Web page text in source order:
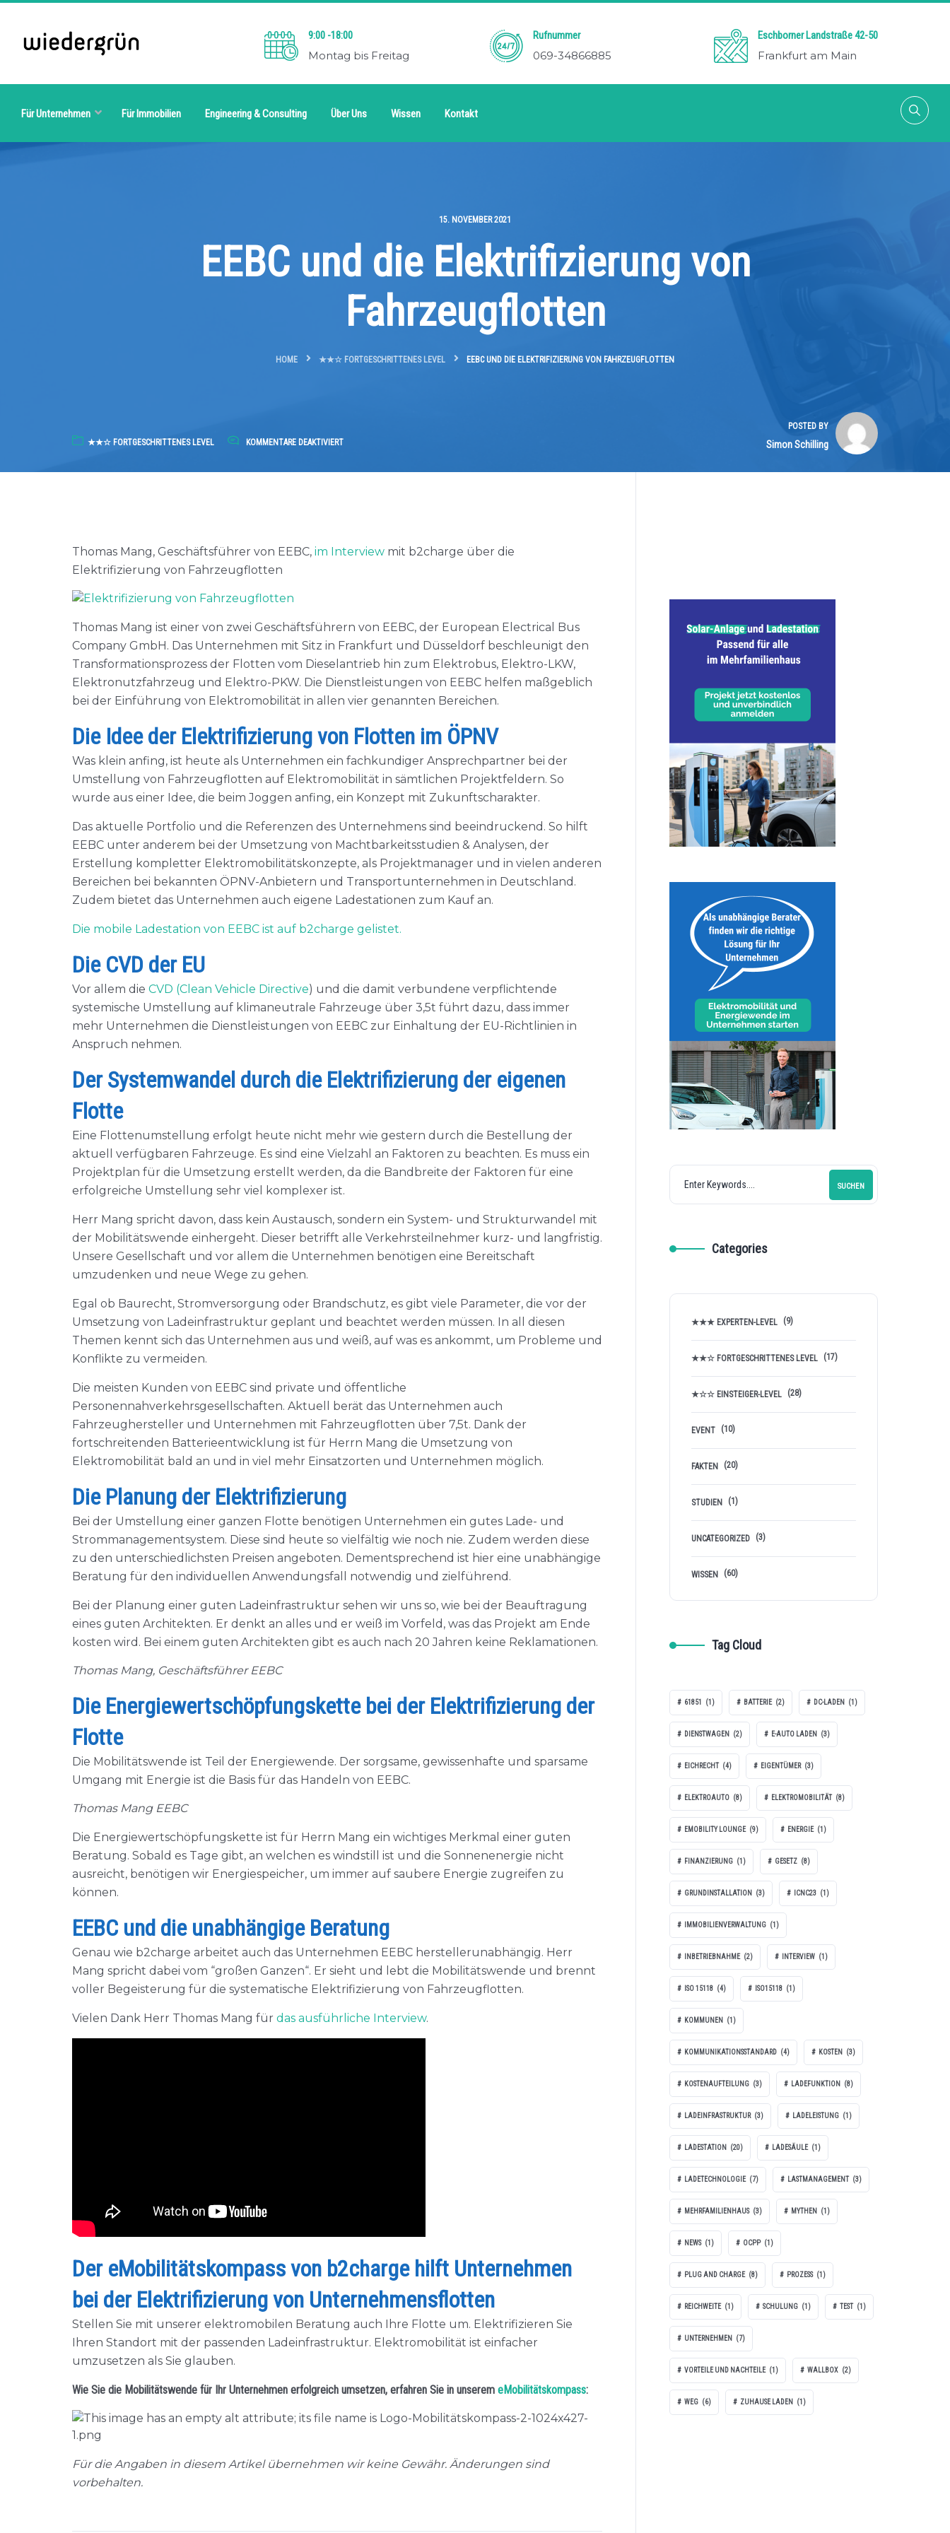
9:00 -18:00
Montag bis Freitag
Rufnummer
069-34866885
Eschborner Landstraße 42-50
Frankfurt am Main
Für Unternehmen Für Immobilien Engineering & Consulting Über Uns Wissen Kontakt
15. NOVEMBER 2021
EEBC und die Elektrifizierung von
Fahrzeugflotten
HOME ★★☆ FORTGESCHRITTENES LEVEL EEBC UND DIE ELEKTRIFIZIERUNG VON FAHRZEUGFLOTTEN
★★☆ FORTGESCHRITTENES LEVEL KOMMENTARE DEAKTIVIERTFÜR
POSTED BY
Simon Schilling
Thomas Mang, Geschäftsführer von EEBC, im Interview mit b2charge über die
Elektrifizierung von Fahrzeugflotten
Thomas Mang ist einer von zwei Geschäftsführern von EEBC, der European Electrical Bus
Company GmbH. Das Unternehmen mit Sitz in Frankfurt und Düsseldorf beschleunigt den
Transformationsprozess der Flotten vom Dieselantrieb hin zum Elektrobus, Elektro-LKW,
Elektronutzfahrzeug und Elektro-PKW. Die Dienstleistungen von EEBC helfen maßgeblich
bei der Einführung von Elektromobilität in allen vier genannten Bereichen.
Die Idee der Elektrifizierung von Flotten im ÖPNV
Was klein anfing, ist heute als Unternehmen ein fachkundiger Ansprechpartner bei der
Umstellung von Fahrzeugflotten auf Elektromobilität in sämtlichen Projektfeldern. So
wurde aus einer Idee, die beim Joggen anfing, ein Konzept mit Zukunftscharakter.
Das aktuelle Portfolio und die Referenzen des Unternehmens sind beeindruckend. So hilft
EEBC unter anderem bei der Umsetzung von Machtbarkeitsstudien & Analysen, der
Erstellung kompletter Elektromobilitätskonzepte, als Projektmanager und in vielen anderen
Bereichen bei bekannten ÖPNV-Anbietern und Transportunternehmen in Deutschland.
Zudem bietet das Unternehmen auch eigene Ladestationen zum Kauf an.
Die mobile Ladestation von EEBC ist auf b2charge gelistet.
Die CVD der EU
Vor allem die CVD (Clean Vehicle Directive) und die damit verbundene verpflichtende
systemische Umstellung auf klimaneutrale Fahrzeuge über 3,5t führt dazu, dass immer
mehr Unternehmen die Dienstleistungen von EEBC zur Einhaltung der EU-Richtlinien in
Anspruch nehmen.
Der Systemwandel durch die Elektrifizierung der eigenen
Flotte
Eine Flottenumstellung erfolgt heute nicht mehr wie gestern durch die Bestellung der
aktuell verfügbaren Fahrzeuge. Es sind eine Vielzahl an Faktoren zu beachten. Es muss ein
Projektplan für die Umsetzung erstellt werden, da die Bandbreite der Faktoren für eine
erfolgreiche Umstellung sehr viel komplexer ist.
Herr Mang spricht davon, dass kein Austausch, sondern ein System- und Strukturwandel mit
der Mobilitätswende einhergeht. Dieser betrifft alle Verkehrsteilnehmer kurz- und langfristig.
Unsere Gesellschaft und vor allem die Unternehmen benötigen eine Bereitschaft
umzudenken und neue Wege zu gehen.
Egal ob Baurecht, Stromversorgung oder Brandschutz, es gibt viele Parameter, die vor der
Umsetzung von Ladeinfrastruktur geplant und beachtet werden müssen. In all diesen
Themen kennt sich das Unternehmen aus und weiß, auf was es ankommt, um Probleme und
Konflikte zu vermeiden.
Die meisten Kunden von EEBC sind private und öffentliche
Personennahverkehrsgesellschaften. Aktuell berät das Unternehmen auch
Fahrzeughersteller und Unternehmen mit Fahrzeugflotten über 7,5t. Dank der
fortschreitenden Batterieentwicklung ist für Herrn Mang die Umsetzung von
Elektromobilität bald an und in viel mehr Einsatzorten und Unternehmen möglich.
Die Planung der Elektrifizierung
Bei der Umstellung einer ganzen Flotte benötigen Unternehmen ein gutes Lade- und
Strommanagementsystem. Diese sind heute so vielfältig wie noch nie. Zudem werden diese
zu den unterschiedlichsten Preisen angeboten. Dementsprechend ist hier eine unabhängige
Beratung für den individuellen Anwendungsfall notwendig und zielführend.
Bei der Planung einer guten Ladeinfrastruktur sehen wir uns so, wie bei der Beauftragung
eines guten Architekten. Er denkt an alles und er weiß im Vorfeld, was das Projekt am Ende
kosten wird. Bei einem guten Architekten gibt es auch nach 20 Jahren keine Reklamationen.
Thomas Mang, Geschäftsführer EEBC
Die Energiewertschöpfungskette bei der Elektrifizierung der
Flotte
Die Mobilitätswende ist Teil der Energiewende. Der sorgsame, gewissenhafte und sparsame
Umgang mit Energie ist die Basis für das Handeln von EEBC.
Thomas Mang EEBC
Die Energiewertschöpfungskette ist für Herrn Mang ein wichtiges Merkmal einer guten
Beratung. Sobald es Tage gibt, an welchen es windstill ist und die Sonnenenergie nicht
ausreicht, benötigen wir Energiespeicher, um immer auf saubere Energie zugreifen zu
können.
EEBC und die unabhängige Beratung
Genau wie b2charge arbeitet auch das Unternehmen EEBC herstellerunabhängig. Herr
Mang spricht dabei vom “großen Ganzen“. Er sieht und lebt die Mobilitätswende und brennt
voller Begeisterung für die systematische Elektrifizierung von Fahrzeugflotten.
Vielen Dank Herr Thomas Mang für das ausführliche Interview.
Der eMobilitätskompass von b2charge hilft Unternehmen
bei der Elektrifizierung von Unternehmensflotten
Stellen Sie mit unserer elektromobilen Beratung auch Ihre Flotte um. Elektrifizieren Sie
Ihren Standort mit der passenden Ladeinfrastruktur. Elektromobilität ist einfacher
umzusetzen als Sie glauben.
Wie Sie die Mobilitätswende für Ihr Unternehmen erfolgreich umsetzen, erfahren Sie in unserem eMobilitätskompass:
Für die Angaben in diesem Artikel übernehmen wir keine Gewähr. Änderungen sind
vorbehalten.
SUCHEN
Categories
★★★ EXPERTEN-LEVEL (9)
★★☆ FORTGESCHRITTENES LEVEL (17)
★☆☆ EINSTEIGER-LEVEL (28)
EVENT (10)
FAKTEN (20)
STUDIEN (1)
UNCATEGORIZED (3)
WISSEN (60)
Tag Cloud
61851 (1) BATTERIE (2) DC-LADEN (1)
DIENSTWAGEN (2) E-AUTO LADEN (3)
EICHRECHT (4) EIGENTÜMER (3)
ELEKTROAUTO (8) ELEKTROMOBILITÄT (8)
EMOBILITY LOUNGE (9) ENERGIE (1)
FINANZIERUNG (1) GESETZ (8)
GRUNDINSTALLATION (3) ICNC23 (1)
IMMOBILIENVERWALTUNG (1)
INBETRIEBNAHME (2) INTERVIEW (1)
ISO 15118 (4) ISO15118 (1)
KOMMUNEN (1)
KOMMUNIKATIONSSTANDARD (4) KOSTEN (3)
KOSTENAUFTEILUNG (3) LADEFUNKTION (8)
LADEINFRASTRUKTUR (3) LADELEISTUNG (1)
LADESTATION (20) LADESÄULE (1)
LADETECHNOLOGIE (7) LASTMANAGEMENT (3)
MEHRFAMILIENHAUS (3) MYTHEN (1)
NEWS (1) OCPP (1)
PLUG AND CHARGE (8) PROZESS (1)
REICHWEITE (1) SCHULUNG (1) TEST (1)
UNTERNEHMEN (7)
VORTEILE UND NACHTEILE (1) WALLBOX (2)
WEG (6) ZUHAUSE LADEN (1)